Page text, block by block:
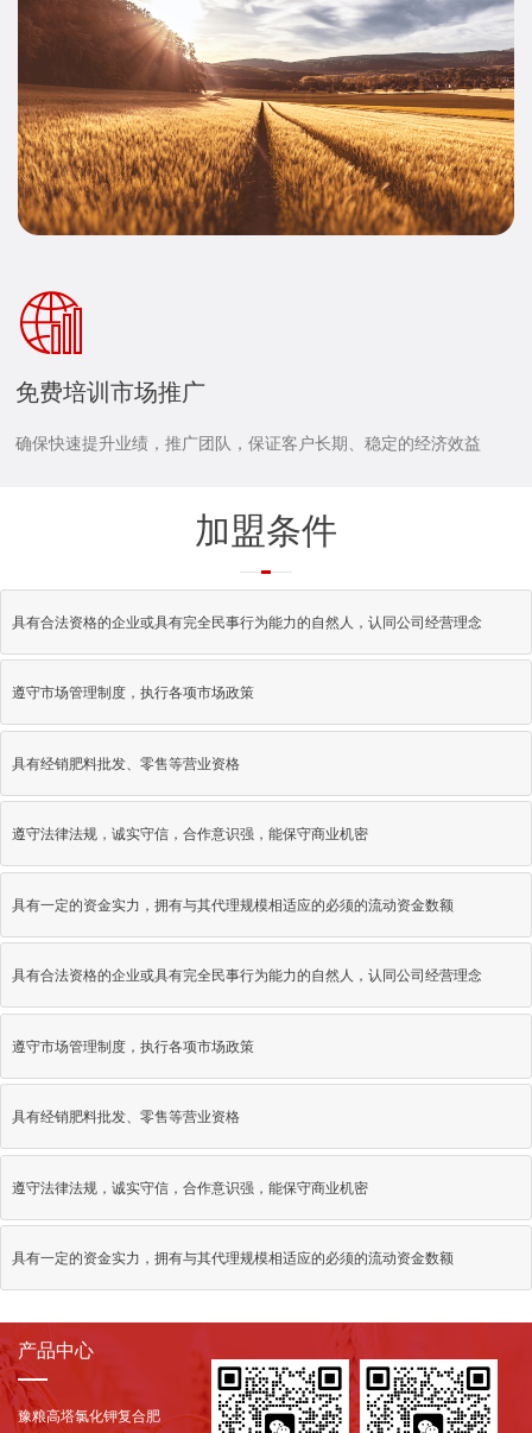
免费培训市场推广
确保快速提升业绩，推广团队，保证客户长期、稳定的经济效益
加盟条件
具有合法资格的企业或具有完全民事行为能力的自然人，认同公司经营理念
遵守市场管理制度，执行各项市场政策
具有经销肥料批发、零售等营业资格
遵守法律法规，诚实守信，合作意识强，能保守商业机密
具有一定的资金实力，拥有与其代理规模相适应的必须的流动资金数额
具有合法资格的企业或具有完全民事行为能力的自然人，认同公司经营理念
遵守市场管理制度，执行各项市场政策
具有经销肥料批发、零售等营业资格
遵守法律法规，诚实守信，合作意识强，能保守商业机密
具有一定的资金实力，拥有与其代理规模相适应的必须的流动资金数额
产品中心
豫粮高塔氯化钾复合肥